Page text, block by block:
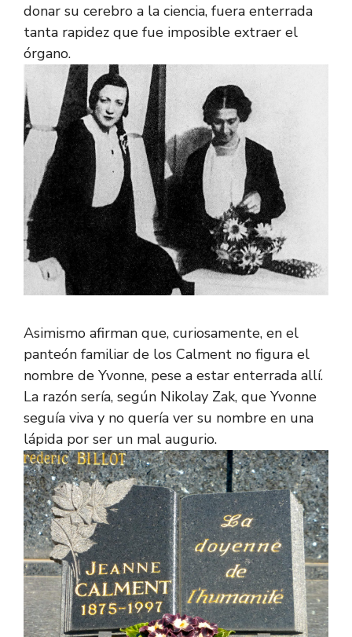
donar su cerebro a la ciencia, fuera enterrada
tanta rapidez que fue imposible extraer el
órgano.
Asimismo afirman que, curiosamente, en el
panteón familiar de los Calment no figura el
nombre de Yvonne, pese a estar enterrada allí.
La razón sería, según Nikolay Zak, que Yvonne
seguía viva y no quería ver su nombre en una
lápida por ser un mal augurio.